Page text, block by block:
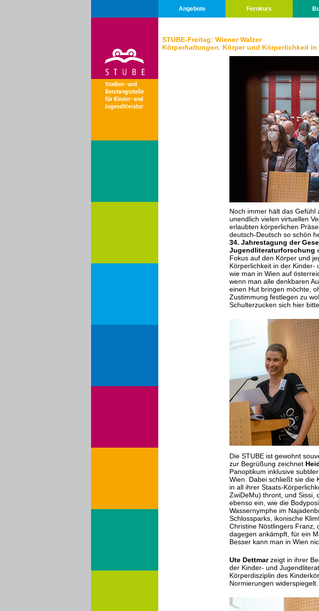
Angebote Fernkurs
STUBE-Freitag: Wiener Walzer
Körperhaltungen. Körper und Körperlichkeit
Noch immer hält das
unendlich vielen virtuellen
erlaubten körperlichen
deutsch-Deutsch so schön
34. Jahrestagung der
Jugendliteraturforschung
Fokus auf den Körper und
Körperlichkeit in der Kinder-
wie man in Wien auf
wenn man alle denkbaren
einen Hut bringen möchte,
Zustimmung festlegen zu
Schulterzucken sich hier
Die STUBE ist gewohnt
zur Begrüßung zeichnet
Panoptikum inklusive
Wien. Dabei schließt sie die
in all ihrer Staats-
ZwiDeMu) thront, und Sissi,
ebenso ein, wie die
Wassernymphe im
Schlossparks, ikonische
Christine Nöstlingers Franz,
dagegen ankämpft, für ein
Besser kann man in Wien
Ute Dettmarzeigt in ihrer
der Kinder- und
Körperdisziplin des
Normierungen widerspiegelt.